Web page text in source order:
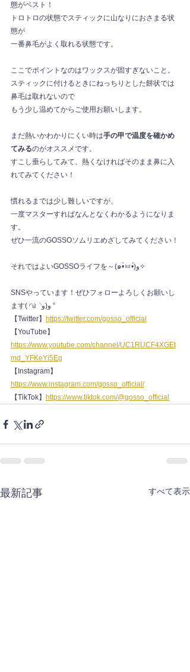
態がベスト！
トロトロの状態でスティックに山なりにおさまる状
態が
一番鼻毛がよく取れる状態です。
ここでポイントなのはワックスが固すぎないこと。
スティックに付けるときにねっちりとした餅状では
鼻毛は取れないので
もう少し温めてからご使用お願いします。
まだ熱いかわかりにくい時は手の甲で温度を確かめ
てみるのがオススメです。
すこし垂らしてみて、熱くなければそのまま鼻に入
れてみてください！
慣れるまでは少し難しいですが、
一度マスターすればなんとなくわかるようになりま
す。
ぜひ一流のGOSSOソムリエめざしてみてください！
それではよいGOSSOライフを～(๑•̀ㅂ•́)و✧
SNSやっています！ぜひフォローよろしくお願いし
ます( ◜௰◝و(و “
【Twitter】
https://twitter.com/gosso_official
【YouTube】
https://www.youtube.com/channel/UC1RUCF4XGEt
md_YFKeYi5Eg
【Instagram】
https://www.instagram.com/gosso_official/
【TikTok】
https://www.tiktok.com/@gosso_official
最新記事 すべて表示